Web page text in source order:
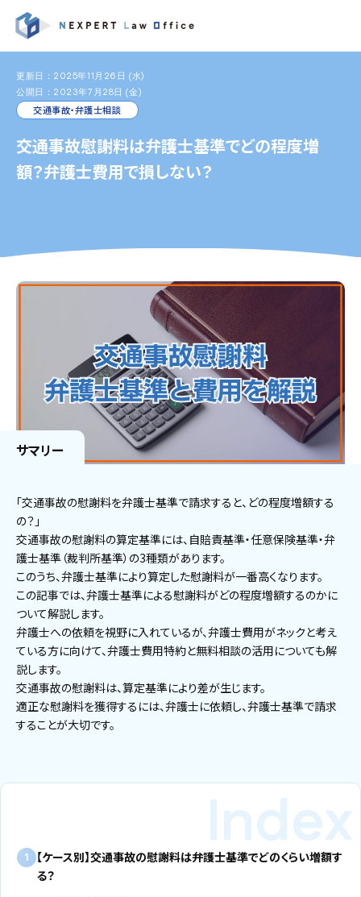
更新日：2025年11月26日 (水)
公開日：2023年7月28日 (金)
交通事故・弁護士相談
交通事故慰謝料は弁護士基準でどの程度増
額？弁護士費用で損しない？
サマリー
「交通事故の慰謝料を弁護士基準で請求すると、どの程度増額する
の？」
交通事故の慰謝料の算定基準には、自賠責基準・任意保険基準・弁
護士基準（裁判所基準）の3種類があります。
このうち、弁護士基準により算定した慰謝料が一番高くなります。
この記事では、弁護士基準による慰謝料がどの程度増額するのかに
ついて解説します。
弁護士への依頼を視野に入れているが、弁護士費用がネックと考え
ている方に向けて、弁護士費用特約と無料相談の活用についても解
説します。
交通事故の慰謝料は、算定基準により差が生じます。
適正な慰謝料を獲得するには、弁護士に依頼し、弁護士基準で請求
することが大切です。
1 【ケース別】交通事故の慰謝料は弁護士基準でどのくらい増額す
る？